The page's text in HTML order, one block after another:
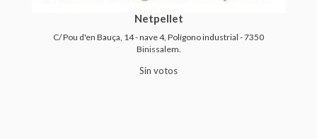
Netpellet
C/ Pou d'en Bauça, 14 - nave 4, Polígono industrial - 7350
Binissalem.
Sin votos